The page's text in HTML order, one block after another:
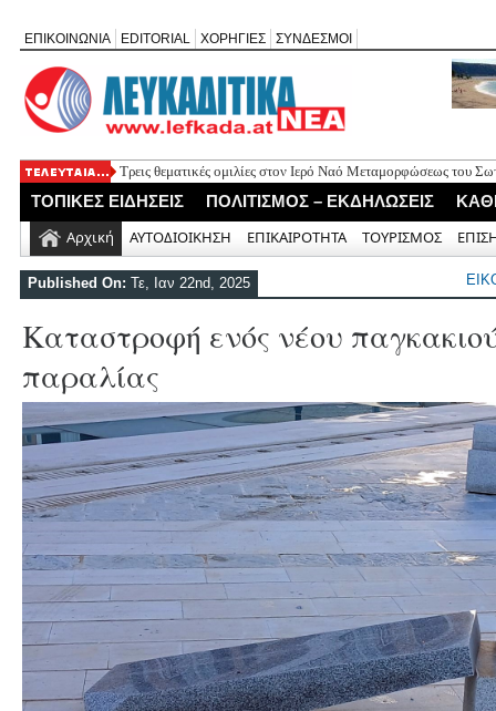
ΕΠΙΚΟΙΝΩΝΙΑ EDITORIAL ΧΟΡΗΓΙΕΣ ΣΥΝΔΕΣΜΟΙ
Τρεις θεματικές ομιλίες στον Ιερό Ναό Μεταμορφώσεως του
ΤΟΠΙΚΕΣ ΕΙΔΗΣΕΙΣ ΠΟΛΙΤΙΣΜΟΣ – ΕΚΔΗΛΩΣΕΙΣ
Αρχική ΑΥΤΟΔΙΟΙΚΗΣΗ ΕΠΙΚΑΙΡΟΤΗΤΑ ΤΟΥΡΙΣΜΟΣ
Published On: Τε, Ιαν 22nd, 2025
Καταστροφή ενός νέου
παραλίας